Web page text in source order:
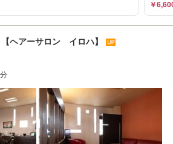
￥
ヘアーサロン イロハ】